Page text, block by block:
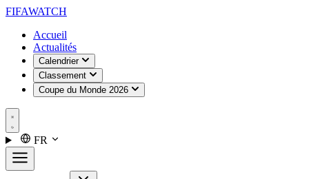
FIFAWATCH
Accueil
Actualités
Calendrier
Classement
Coupe du Monde 2026
FR